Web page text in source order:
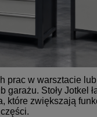
prac w warsztacie
Stoły Jotkel
które zwiększają